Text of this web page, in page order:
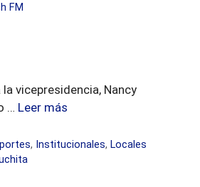
FM
vicepresidencia, Nancy
… Leer más
, Institucionales, Locales